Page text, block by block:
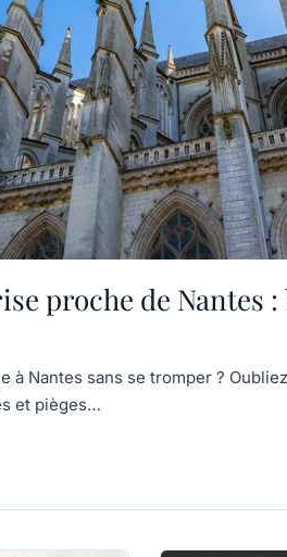
proche de Nantes
à Nantes sans se tromper ?
et pièges…